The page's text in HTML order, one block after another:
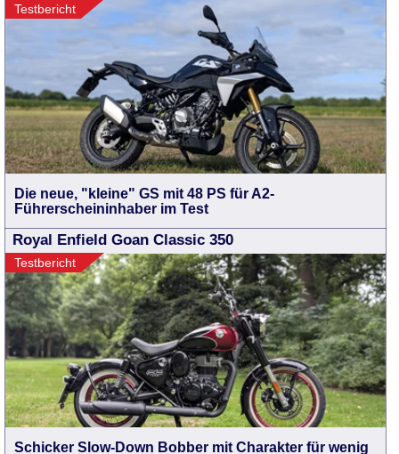
Testbericht
Die neue, "kleine" GS mit 48 PS für A2-
Führerscheininhaber im Test
Royal Enfield Goan Classic 350
Testbericht
Schicker Slow-Down Bobber mit Charakter für wenig